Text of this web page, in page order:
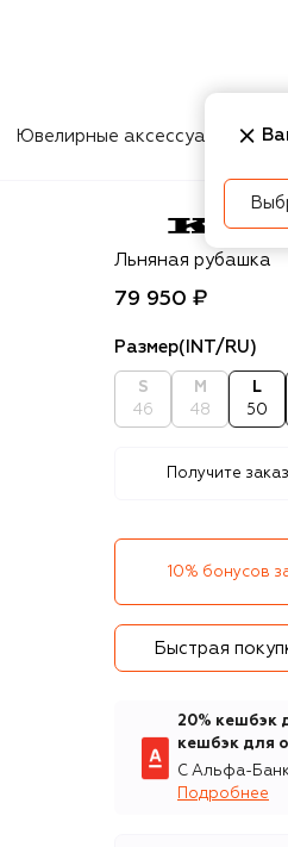
Ювелирные аксессуары
Kiton
Льняная рубашка
79 950 ₽
Размер(INT/RU)
S
46
M
48
L
50
Получите
10% бонусов
Быстрая
20% кешбэк
кешбэк для
С Альфа-
Подробнее